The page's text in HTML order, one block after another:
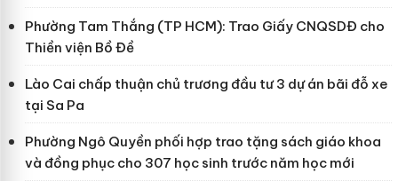
Phường Tam Thắng (TP HCM): Trao Giấy CNQSDĐ cho
Thiền viện Bồ Đề
Lào Cai chấp thuận chủ trương đầu tư 3 dự án bãi đỗ xe
tại Sa Pa
Phường Ngô Quyền phối hợp trao tặng sách giáo khoa
và đồng phục cho 307 học sinh trước năm học mới